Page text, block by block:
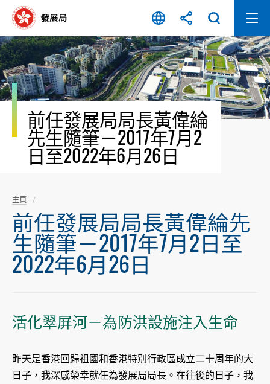
容
開
始
前任發展局局長黃偉綸
先生隨筆－2017年7月2
日至2022年6月26日
主頁
前任發展局局長黃偉綸先
生隨筆－2017年7月2日至
2022年6月26日
活化翠屏河－為防洪設施注入生命
昨天是香港回歸祖國和香港特別行政區成立二十周年的大
日子，我深感榮幸就任為發展局局長。在往後的日子，我